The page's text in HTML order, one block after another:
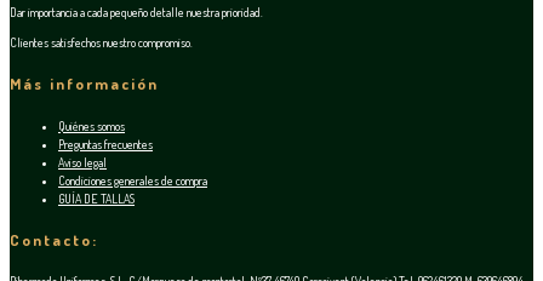
Dar importancia a cada pequeño detalle nuestra prioridad.
Clientes satisfechos nuestro compromiso.
Más información
Quiénes somos
Preguntas frecuentes
Aviso legal
Condiciones generales de compra
GUÍA DE TALLAS
Contacto: